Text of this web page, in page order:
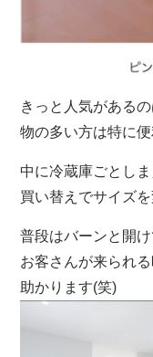
きっと人気がある
物の多い方は特に便
中に冷蔵庫ごとし
買い替えでサイズ
普段はバーンと開
お客さんが来られる
助かります(笑)